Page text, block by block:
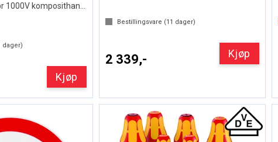
Isolasjonstester for 1000V komposithansk
dager)
Kjøp
Bestillingsvare (11 dager)
2 339,- Kjøp